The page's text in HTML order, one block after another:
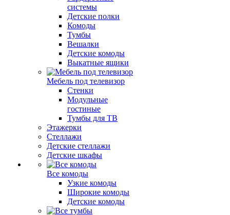
системы
Детские полки
Комоды
Тумбы
Вешалки
Детские комоды
Выкатные ящики
Мебель под телевизор
Стенки
Модульные
гостиные
Тумбы для ТВ
Этажерки
Стеллажи
Детские стеллажи
Детские шкафы
Все комоды
Узкие комоды
Широкие комоды
Детские комоды